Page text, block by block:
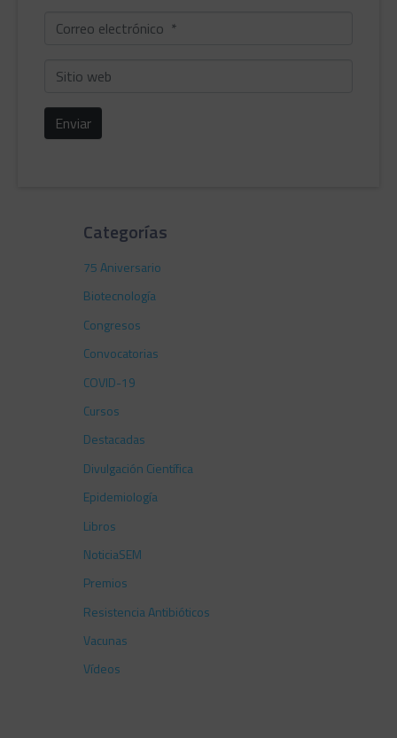
Correo
Sitio
Enviar
Categorías
75 Aniversario
Biotecnología
Congresos
Convocatorias
COVID-19
Cursos
Destacadas
Divulgación Científica
Epidemiología
Libros
NoticiaSEM
Premios
Resistencia Antibióticos
Vacunas
Vídeos